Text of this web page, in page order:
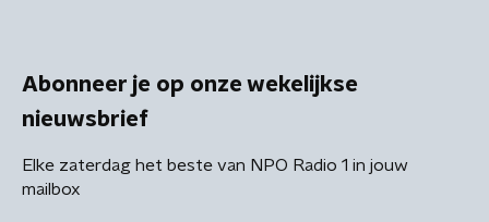
Abonneer je op onze wekelijkse
nieuwsbrief
Elke zaterdag het beste van NPO Radio 1 in jouw
mailbox